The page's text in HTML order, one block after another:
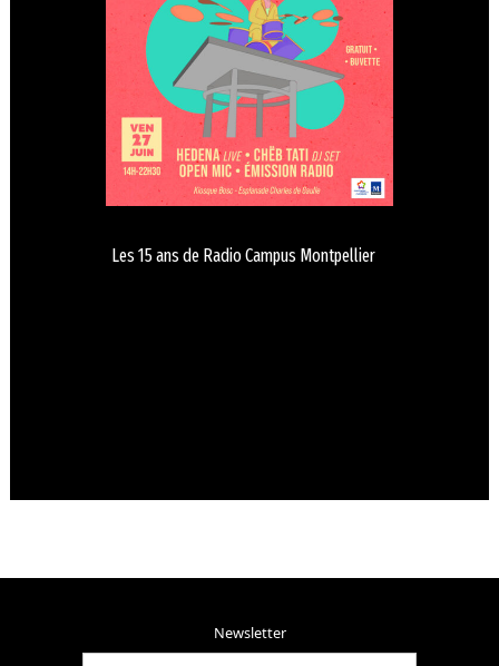
Les 15 ans de Radio Campus Montpellier
Newsletter